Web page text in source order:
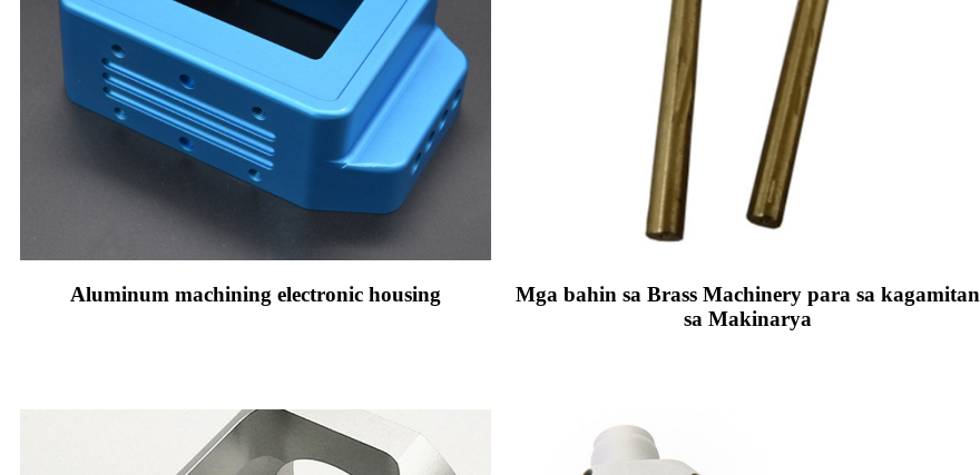
Aluminum machining electronic housing
Mga bahin sa Brass Machinery para sa kagamitan
sa Makinarya